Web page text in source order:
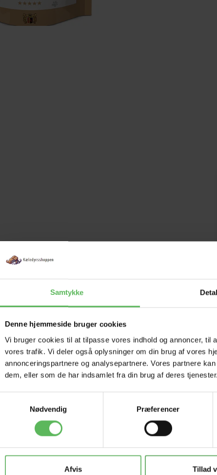
Samtykke
Denne hjemmeside bruger cookies
Vi bruger cookies til at tilpasse vores indhold og annoncer,
vores trafik. Vi deler også oplysninger om din brug af vores
annonceringspartnere og analysepartnere. Vores partnere
dem, eller som de har indsamlet fra din brug af deres tjenester.
Nødvendig
Præferencer
Afvis Tillad
-26%